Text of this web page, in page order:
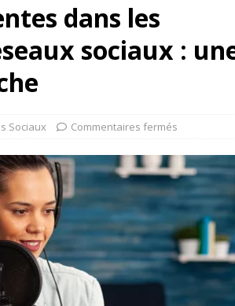
dans les
sociaux :
Sociaux Commentaires fermés